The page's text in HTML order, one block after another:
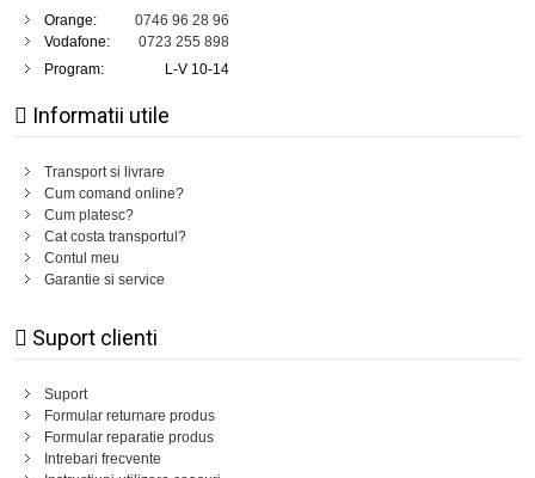
Orange:
0746 96 28 96
Vodafone:
0723 255 898
Program:
L-V 10-14
Informatii utile
Transport si livrare
Cum comand online?
Cum platesc?
Cat costa transportul?
Contul meu
Garantie si service
Suport clienti
Suport
Formular returnare produs
Formular reparatie produs
Intrebari frecvente